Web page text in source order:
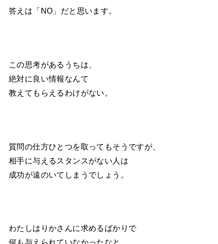
答えは「NO」だと思います。
この思考があるうちは、
絶対に良い情報なんて
教えてもらえるわけがない。
質問の仕方ひとつを取ってもそうですが、
相手に与えるスタンスがない人は
成功が遠のいてしまうでしょう。
わたしはりかさんに求めるばかりで
何も与えられていなかったなと